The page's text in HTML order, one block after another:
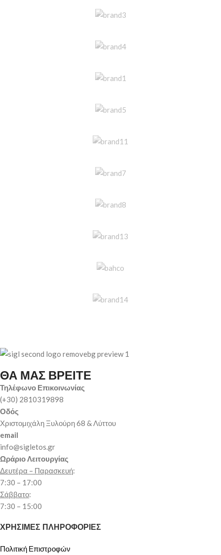
ΘΑ ΜΑΣ ΒΡΕΙΤΕ
Τηλέφωνο Επικοινωνίας
(+30) 2810319898
Οδός
Χριστομιχάλη Ξυλούρη 68 & Λύττου
email
info@sigletos.gr
Ωράριο Λειτουργίας
Δευτέρα – Παρασκευή:
7:30 – 17:00
Σάββατο:
7:30 – 15:00
ΧΡΗΣΙΜΕΣ ΠΛΗΡΟΦΟΡΙΕΣ
Πολιτική Επιστροφών